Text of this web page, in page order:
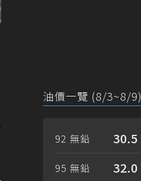
油價一覽 (8/3~8/9)
92 無鉛 30.5
95 無鉛 32.0